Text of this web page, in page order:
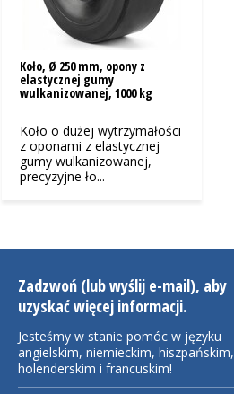
Koło, Ø 250 mm, opony z
elastycznej gumy
wulkanizowanej, 1000 kg
Koło o dużej wytrzymałości
z oponami z elastycznej
gumy wulkanizowanej,
precyzyjne ło...
Zadzwoń (lub wyślij e-mail), aby
uzyskać więcej informacji.
Jesteśmy w stanie pomóc w języku
angielskim, niemieckim, hiszpańskim,
holenderskim i francuskim!